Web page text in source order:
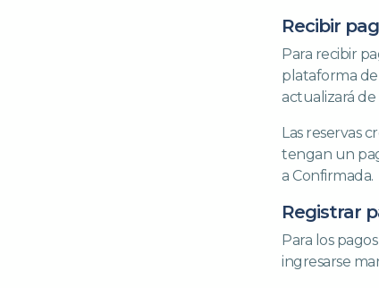
Recibir
Para recibir
plataforma de
actualizará
Las reservas
tengan un
a Confirmada.
Registrar
Para los
ingresarse